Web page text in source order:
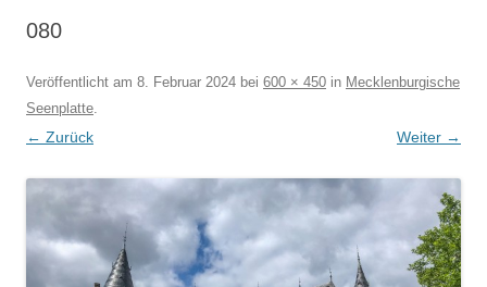
080
Veröffentlicht am 8. Februar 2024 bei 600 × 450 in Mecklenburgische
Seenplatte.
← Zurück Weiter →